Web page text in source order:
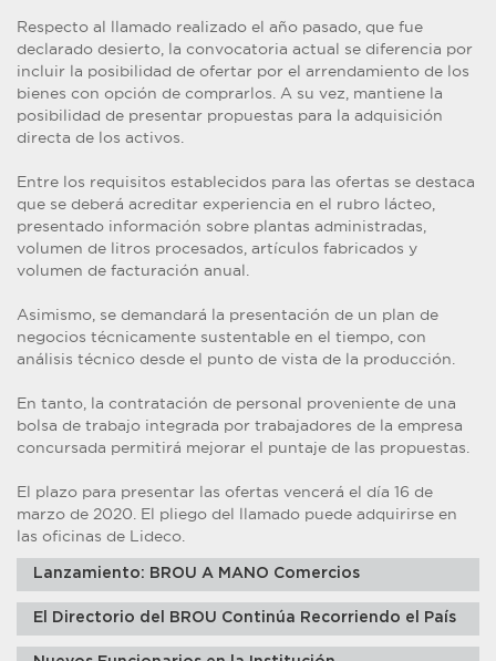
Respecto al llamado realizado el año pasado, que fue
declarado desierto, la convocatoria actual se diferencia por
incluir la posibilidad de ofertar por el arrendamiento de los
bienes con opción de comprarlos. A su vez, mantiene la
posibilidad de presentar propuestas para la adquisición
directa de los activos.
Entre los requisitos establecidos para las ofertas se destaca
que se deberá acreditar experiencia en el rubro lácteo,
presentado información sobre plantas administradas,
volumen de litros procesados, artículos fabricados y
volumen de facturación anual.
Asimismo, se demandará la presentación de un plan de
negocios técnicamente sustentable en el tiempo, con
análisis técnico desde el punto de vista de la producción.
En tanto, la contratación de personal proveniente de una
bolsa de trabajo integrada por trabajadores de la empresa
concursada permitirá mejorar el puntaje de las propuestas.
El plazo para presentar las ofertas vencerá el día 16 de
marzo de 2020. El pliego del llamado puede adquirirse en
las oficinas de Lideco.
Lanzamiento: BROU A MANO Comercios
El Directorio del BROU Continúa Recorriendo el País